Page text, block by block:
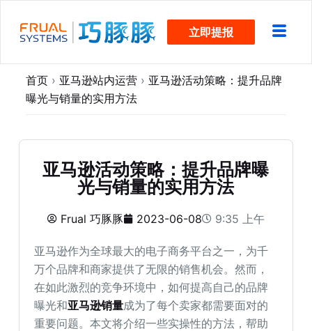
过
立即提报
首页 › 亚马逊站内运营 › 亚马逊活动策略：提升品牌
曝光与销量的实用方法
亚马逊活动策略：提升品牌曝
光与销量的实用方法
Frual 巧豚豚 2023-06-08 9:35 上午
亚马逊作为全球最大的电子商务平台之一，为千
万个品牌和商家提供了无限的销售机会。然而，
在如此激烈的竞争环境中，如何提高自己的品牌
曝光和亚马逊销量成为了每个卖家都需要面对的
重要问题。本文将介绍一些实操性的方法，帮助